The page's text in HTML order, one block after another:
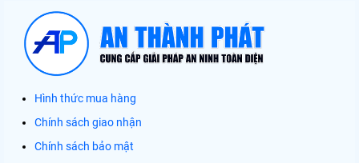
Hình thức mua hàng
Chính sách giao nhận
Chính sách bảo mật